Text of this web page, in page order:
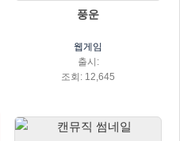
풍운
웹게임
출시:
조회: 12,645